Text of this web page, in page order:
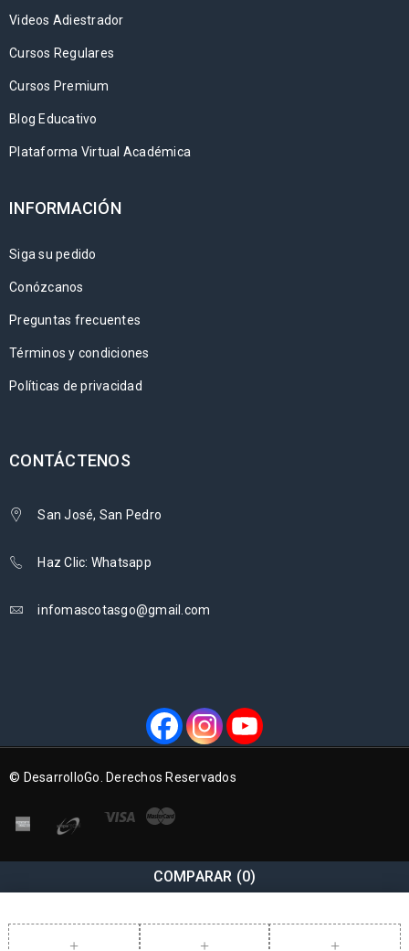
Videos Adiestrador
Cursos Regulares
Cursos Premium
Blog Educativo
Plataforma Virtual Académica
INFORMACIÓN
Siga su pedido
Conózcanos
Preguntas frecuentes
Términos y condiciones
Políticas de privacidad
CONTÁCTENOS
San José, San Pedro
Haz Clic: Whatsapp
infomascotasgo@gmail.com
© DesarrolloGo. Derechos Reservados
COMPARAR (0)